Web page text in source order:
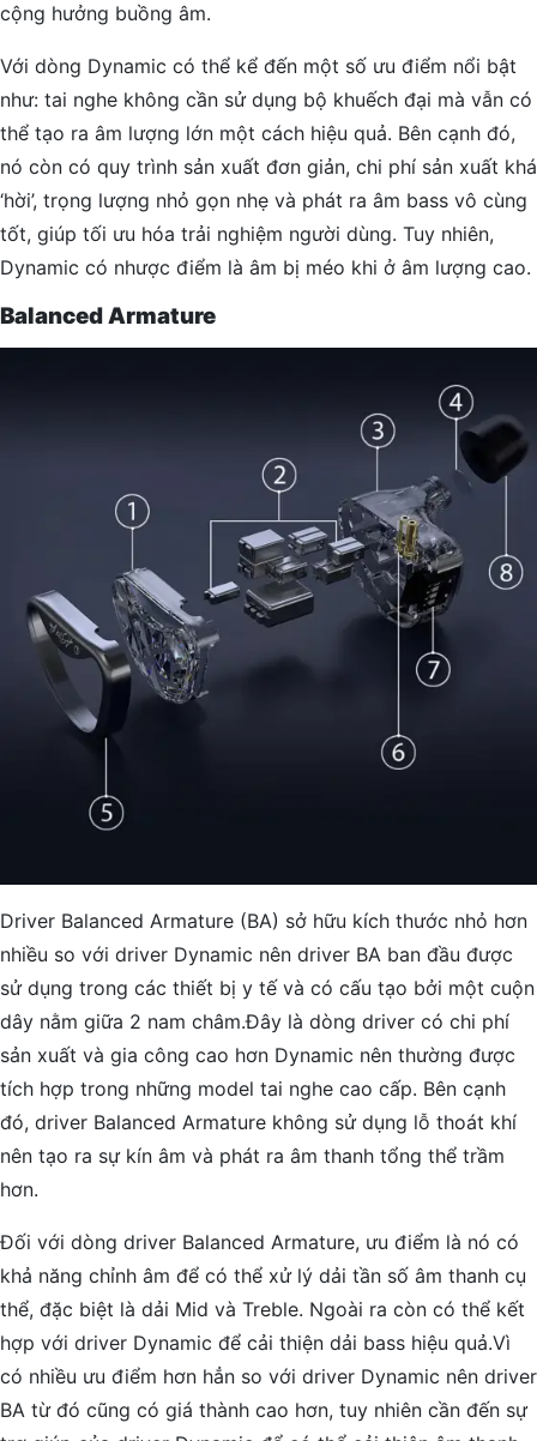
cộng hưởng buồng âm.
Với dòng Dynamic có thể kể đến một số ưu điểm nổi bật
như: tai nghe không cần sử dụng bộ khuếch đại mà vẫn có
thể tạo ra âm lượng lớn một cách hiệu quả. Bên cạnh đó,
nó còn có quy trình sản xuất đơn giản, chi phí sản xuất khá
‘hời’, trọng lượng nhỏ gọn nhẹ và phát ra âm bass vô cùng
tốt, giúp tối ưu hóa trải nghiệm người dùng. Tuy nhiên,
Dynamic có nhược điểm là âm bị méo khi ở âm lượng cao.
Balanced Armature
Driver Balanced Armature (BA) sở hữu kích thước nhỏ hơn
nhiều so với driver Dynamic nên driver BA ban đầu được
sử dụng trong các thiết bị y tế và có cấu tạo bởi một cuộn
dây nằm giữa 2 nam châm.Đây là dòng driver có chi phí
sản xuất và gia công cao hơn Dynamic nên thường được
tích hợp trong những model tai nghe cao cấp. Bên cạnh
đó, driver Balanced Armature không sử dụng lỗ thoát khí
nên tạo ra sự kín âm và phát ra âm thanh tổng thể trầm
hơn.
Đối với dòng driver Balanced Armature, ưu điểm là nó có
khả năng chỉnh âm để có thể xử lý dải tần số âm thanh cụ
thể, đặc biệt là dải Mid và Treble. Ngoài ra còn có thể kết
hợp với driver Dynamic để cải thiện dải bass hiệu quả.Vì
có nhiều ưu điểm hơn hẳn so với driver Dynamic nên driver
BA từ đó cũng có giá thành cao hơn, tuy nhiên cần đến sự